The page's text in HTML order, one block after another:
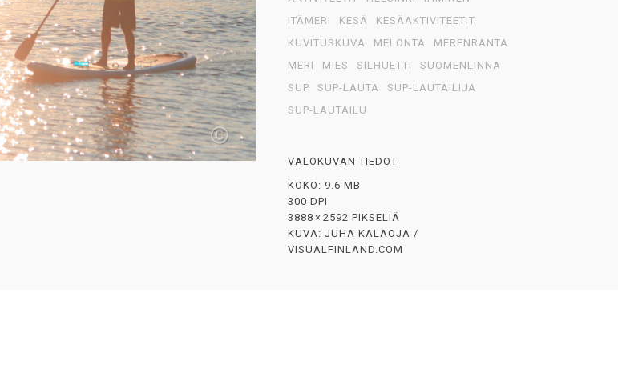
ITÄMERI
KESÄ
KESÄAKTIVITEETIT
KUVITUSKUVA
MELONTA
MERENRANTA
MERI
MIES SILHUETTI
SUOMENLINNA
SUP
SUP-LAUTA
SUP-LAUTAILIJA
SUP-LAUTAILU
VALOKUVAN TIEDOT
KOKO: 9.6 MB
300 DPI
3888 × 2592 PIKSELIÄ
KUVA: JUHA KALAOJA /
VISUALFINLAND.COM